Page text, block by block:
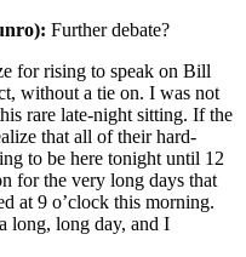
Further debate?
for rising to speak on Bill
without a tie on. I was not
rare late-night sitting. If the
that all of their hard-
to be here tonight until 12
for the very long days that
at 9 o’clock this morning.
long, long day, and I